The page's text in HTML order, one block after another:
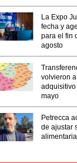
La Expo
fecha y
para el fin
agosto
volvieron
mayo
Petrecca
de ajustar
alimentaria